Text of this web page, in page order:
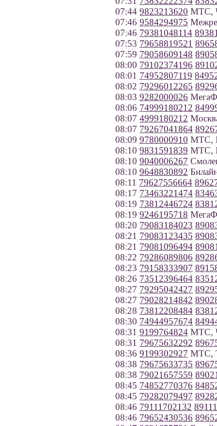
07:44 9823213620 МТС,
07:46 9584294975
07:46 79381048114
07:53 79658819521
07:59 79058609148
08:00 79102374196
08:01 74952807119
08:02 79296012265
08:03 9282000026
08:06 74999180212
08:07 4999180212
08:07 79267041864
08:09 9780000910 МТС,
08:10 9831591839 МТС,
08:10 9040006267
08:10 9648830892
08:11 79627556664
08:17 73463221474
08:19 73812446724
08:19 9246195718
08:20 79083184023
08:21 79083123435
08:21 79081096494
08:22 79286089806
08:23 79158333907
08:26 73512396464
08:27 79295042427
08:27 79028214842
08:28 73812208484
08:30 74944957674
08:31 9199764824 МТС,
08:31 79675632292
08:36 9199302927 МТС,
08:38 79675633735
08:38 79021657559
08:45 74852770376
08:45 79282079497
08:46 79111702132
08:46 79652430536